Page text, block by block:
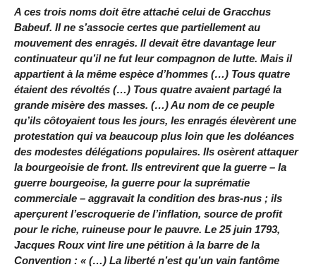
A ces trois noms doit être attaché celui de Gracchus
Babeuf. Il ne s’associe certes que partiellement au
mouvement des enragés. Il devait être davantage leur
continuateur qu’il ne fut leur compagnon de lutte. Mais il
appartient à la même espèce d’hommes (…) Tous quatre
étaient des révoltés (…) Tous quatre avaient partagé la
grande misère des masses. (…) Au nom de ce peuple
qu’ils côtoyaient tous les jours, les enragés élevèrent une
protestation qui va beaucoup plus loin que les doléances
des modestes délégations populaires. Ils osèrent attaquer
la bourgeoisie de front. Ils entrevirent que la guerre – la
guerre bourgeoise, la guerre pour la suprématie
commerciale – aggravait la condition des bras-nus ; ils
aperçurent l’escroquerie de l’inflation, source de profit
pour le riche, ruineuse pour le pauvre. Le 25 juin 1793,
Jacques Roux vint lire une pétition à la barre de la
Convention : « (…) La liberté n’est qu’un vain fantôme